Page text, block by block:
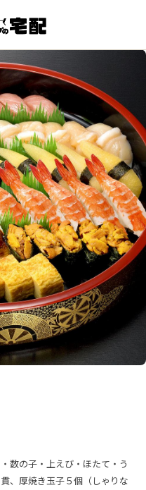
数の子・上えび・ほたて・う
、厚焼き玉子５個（しゃりな